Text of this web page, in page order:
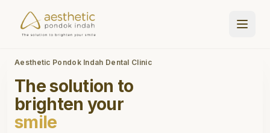
Aesthetic Pondok Indah Dental Clinic
The solution to
brighten your
smile